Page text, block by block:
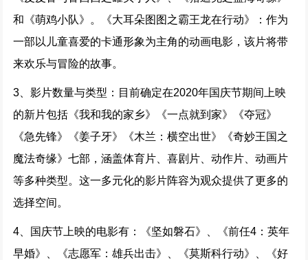
和《萌鸡小队》。《大耳朵图图之霸王龙在行动》：作为
一部以儿童喜爱的卡通形象为主角的动画电影，该片将带
来欢乐与冒险的故事。
3、影片数量与类型：目前确定在2020年国庆节期间上映
的新片包括《我和我的家乡》《一点就到家》《夺冠》
《急先锋》《姜子牙》《木兰：横空出世》《奇妙王国之
魔法奇缘》七部，涵盖体育片、喜剧片、动作片、动画片
等多种类型。这一多元化的影片阵容为观众提供了更多的
选择空间。
4、国庆节上映的电影有：《坚如磐石》、《前任4：英年
早婚》、《志愿军：雄兵出击》、《莫斯科行动》、《好